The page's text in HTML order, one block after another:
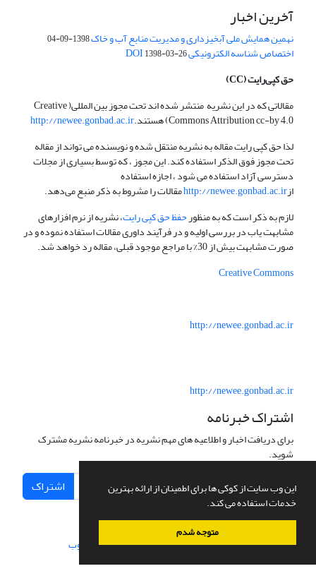
این وب سایت از کوکی ها برای اطمینان از ارائه بهترین
خدمات استفاده می کند.
متوجه شدم
آخرین اخبار
نهمین همایش ملی آبخیزداری و مدیریت منابع آب و خاک1398-09-04
اختصاص شناسه الکترونیکی DOI1398-03-26
حق کپی‌رایت(CC)
مقالاتی که در این نشریه منتشر شده اند تحت مجوز بین المللی( Creative
Commons Attribution cc-by 4.0) هستند.
http://newee.gonbad.ac.ir
لذا حق کپی رایت مقاله به نشریه منتقل شده و نویسنده می تواند از مقاله
تحت مجوز فوق الذکر استفاده کند. این مجوز ، که توسط بسیاری از مجلات
دسترسی آزاد استفاده می شود ، اجازه استفاده
ازhttp://newee.gonbad.ac.irمقالات را مشروط به ذکر منبع می‌دهد.
لازم به ذکر است که به منظورحفظ حق کپی رایت، نشریه از نرم افزارهای
مشابهت یاب در بررسی اولیه و در فرآیند داوری مقالات استفاده نموده و در
صورت مشابهت بیش از 30% با مراجع موجود قبلی، مقاله رد خواهد شد.
Creative Commons
http://newee.gonbad.ac.ir
http://newee.gonbad.ac.ir
اشتراک خبرنامه
برای دریافت اخبار و اطلاعیه های مهم نشریه در خبرنامه نشریه مشترک
شوید.
اشتراک
سامانه مدیریت نشریات علمی.طراحی و پیاده سازی از سیناوب